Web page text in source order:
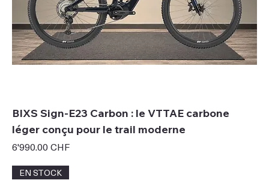
BIXS Sign-E23 Carbon : le VTTAE carbone
léger conçu pour le trail moderne
Prix
6'990.00 CHF
EN STOCK